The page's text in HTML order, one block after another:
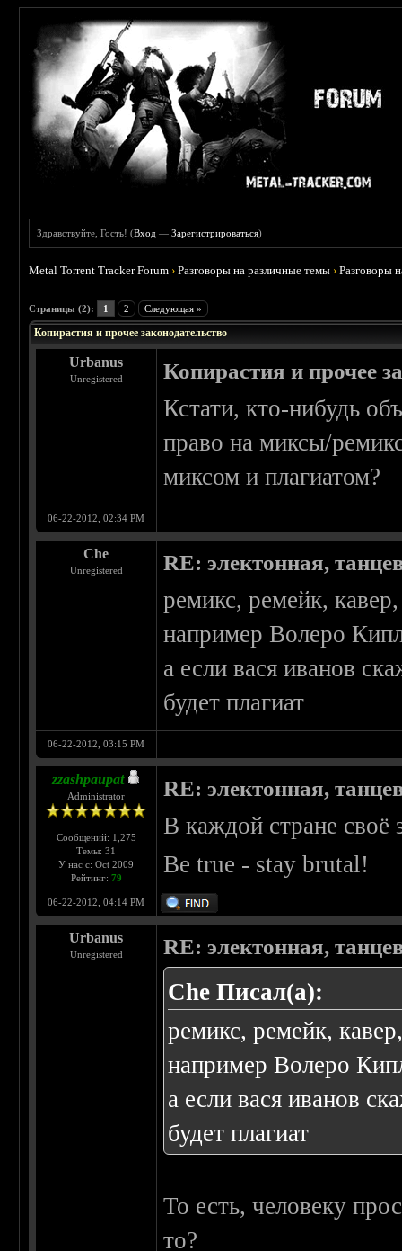
Здравствуйте, Гость! (Вход —Зарегистрироваться)
Metal Torrent Tracker Forum ›Разговоры на различные темы ›Разговоры
Страницы (2): 1 2 Следующая »
Копирастия и прочее законодательство
Urbanus
Unregistered Копирастия и прочее
Кстати, кто-нибудь
право на миксы/
миксом и плагиатом?
06-22-2012, 02:34 PM
Che
Unregistered RE: электонная,
ремикс, ремейк,
например Волеро
а если вася иванов
будет плагиат
06-22-2012, 03:15 PM
zzashpaupat
Administrator
Сообщений: 1,275
Темы: 31
У нас с: Oct 2009
Рейтинг: 79
RE: электонная,
В каждой стране своё
Be true - stay brutal!
06-22-2012, 04:14 PM
Urbanus
Unregistered RE: электонная,
Che Писал(а):
ремикс, ремейк,
например Волеро
а если вася иванов
будет плагиат
То есть, человеку
то?